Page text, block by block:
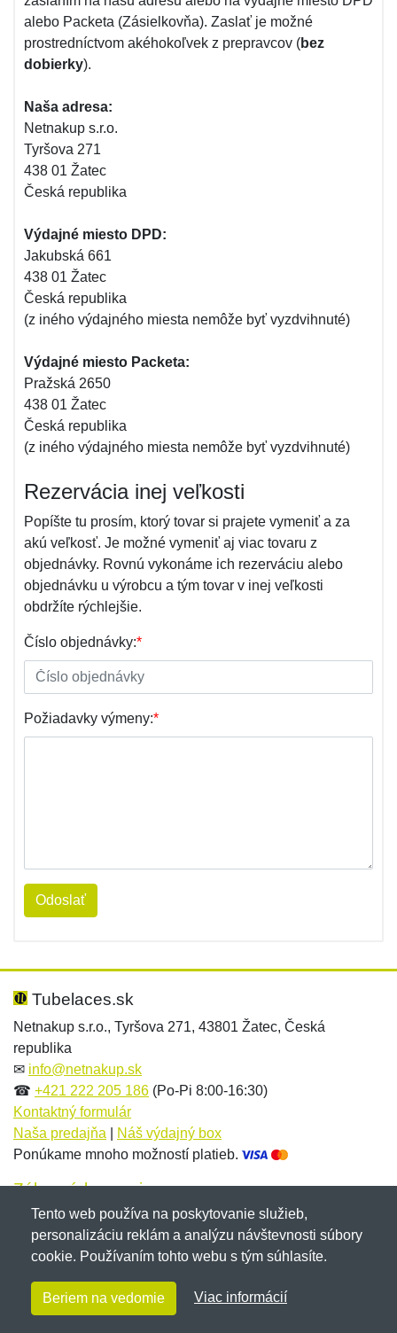
alebo Packeta (Zásielkovňa). Zaslať je možné
prostredníctvom akéhokoľvek z prepravcov (bez
dobierky).
Naša adresa:
Netnakup s.r.o.
Tyršova 271
438 01 Žatec
Česká republika
Výdajné miesto DPD:
Jakubská 661
438 01 Žatec
Česká republika
(z iného výdajného miesta nemôže byť vyzdvihnuté)
Výdajné miesto Packeta:
Pražská 2650
438 01 Žatec
Česká republika
(z iného výdajného miesta nemôže byť vyzdvihnuté)
Rezervácia inej veľkosti
Popíšte tu prosím, ktorý tovar si prajete vymeniť a za
akú veľkosť. Je možné vymeniť aj viac tovaru z
objednávky. Rovnú vykonáme ich rezerváciu alebo
objednávku u výrobcu a tým tovar v inej veľkosti
obdržíte rýchlejšie.
Číslo objednávky:*
Požiadavky výmeny:*
Odoslať
Tubelaces.sk
Netnakup s.r.o., Tyršova 271, 43801 Žatec, Česká
republika
✉ info@netnakup.sk
☎ +421 222 205 186 (Po-Pi 8:00-16:30)
Kontaktný formulár
Naša predajňa
Náš výdajný box
Ponúkame mnoho možností platieb.
Zákaznícky servis
Novinky emailom
Copyright © 2007-2026 (19 rokov s vami)Netnakup.sk
NetIQ. Všetky práva vyhradené.
Tento web používa na poskytovanie služieb,
personalizáciu reklám a analýzu návštevnosti súbory
cookie. Používaním tohto webu s tým súhlasíte.
Beriem na vedomie Viac informácií